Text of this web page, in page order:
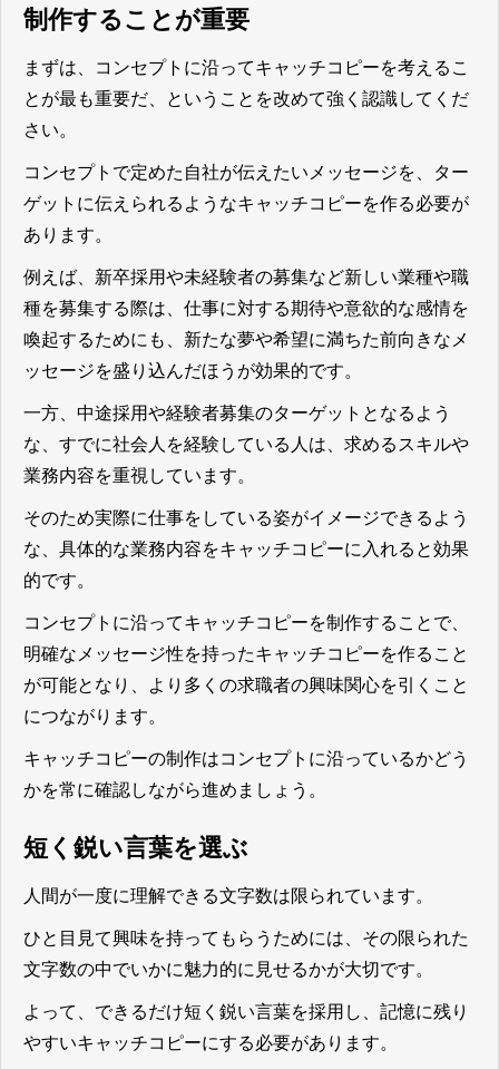
制作することが重要
まずは、
コンセプトに沿ってキャッチコピーを考えるこ
とが最も重要だ 、ということを改めて強く認識してくだ
さい。
コンセプトで定めた自社が伝えたいメッセージを、ター
ゲットに伝えられるようなキャッチコピーを作る必要が
あります。
例えば、新卒採用や未経験者の募集など新しい業種や職
種を募集する際は、仕事に対する期待や意欲的な感情を
喚起するためにも、新たな夢や希望に満ちた前向きなメ
ッセージを盛り込んだほうが効果的です。
一方、中途採用や経験者募集のターゲットとなるよう
な、すでに社会人を経験している人は、求めるスキルや
業務内容を重視しています。
そのため実際に仕事をしている姿がイメージできるよう
な、具体的な業務内容をキャッチコピーに入れると効果
的です。
コンセプトに沿ってキャッチコピーを制作することで、
明確なメッセージ性を持ったキャッチコピーを作ること
が可能となり、より多くの求職者の興味関心を引くこと
につながります。
キャッチコピーの制作はコンセプトに沿っているかどう
かを常に確認しながら進めましょう。
短く鋭い言葉を選ぶ
人間が一度に理解できる文字数は限られています。
ひと目見て興味を持ってもらうためには、その限られた
文字数の中でいかに魅力的に見せるかが大切です。
よって、 できるだけ短く鋭い言葉を採用し、記憶に残り
やすいキャッチコピーにする必要があります。